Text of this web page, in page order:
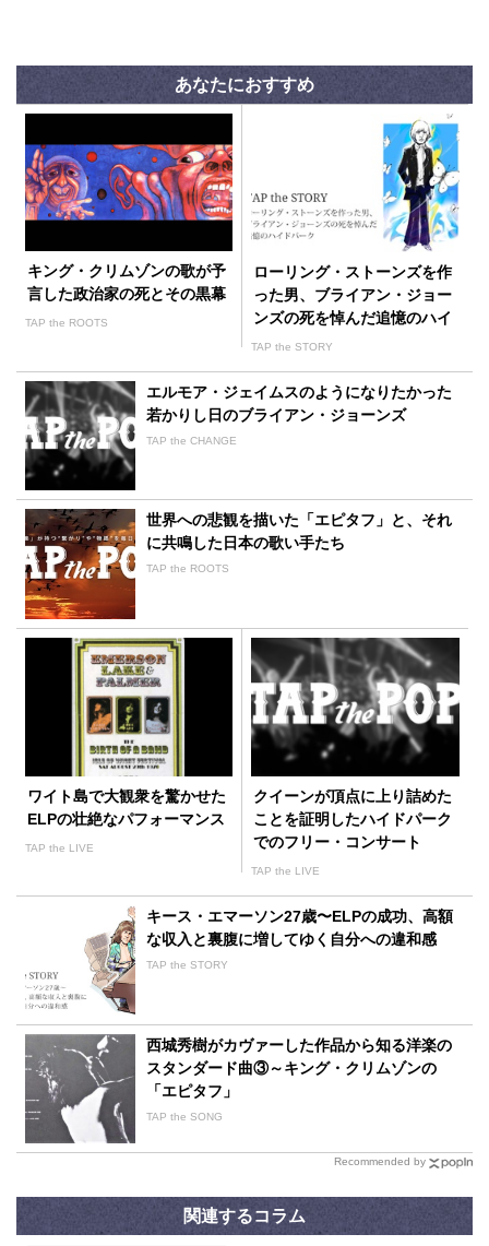
あなたにおすすめ
キング・クリムゾンの歌が予
言した政治家の死とその黒幕
TAP the ROOTS
ローリング・ストーンズを作
った男、ブライアン・ジョー
ンズの死を悼んだ追憶のハイ
ドパーク
TAP the STORY
エルモア・ジェイムスのようになりたかった
若かりし日のブライアン・ジョーンズ
TAP the CHANGE
世界への悲観を描いた「エピタフ」と、それ
に共鳴した日本の歌い手たち
TAP the ROOTS
ワイト島で大観衆を驚かせた
ELPの壮絶なパフォーマンス
TAP the LIVE
クイーンが頂点に上り詰めた
ことを証明したハイドパーク
でのフリー・コンサート
TAP the LIVE
キース・エマーソン27歳〜ELPの成功、高額
な収入と裏腹に増してゆく自分への違和感
TAP the STORY
西城秀樹がカヴァーした作品から知る洋楽の
スタンダード曲③～キング・クリムゾンの
「エピタフ」
TAP the SONG
Recommended by
関連するコラム